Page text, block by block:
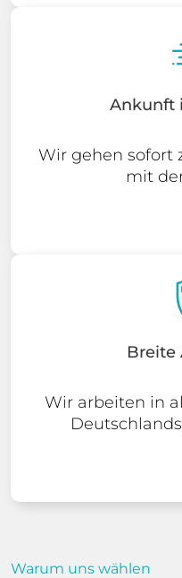
Ankunft
Wir gehen sofort
mit
Breite
Wir arbeiten in
Warum uns wählen